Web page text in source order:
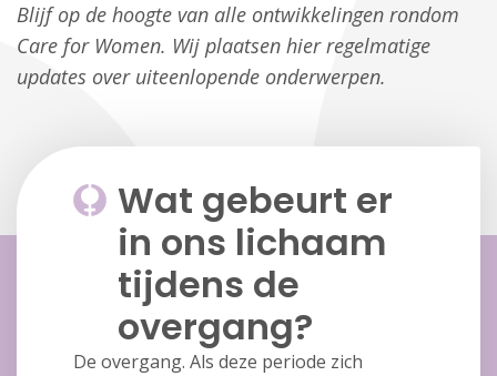
Blijf op de hoogte van alle ontwikkelingen rondom
Care for Women. Wij plaatsen hier regelmatige
updates over uiteenlopende onderwerpen.
Wat gebeurt er
in ons lichaam
tijdens de
overgang?
De overgang. Als deze periode zich